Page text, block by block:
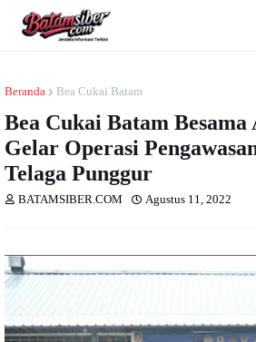
Beranda Bea Cukai Batam
Bea Cukai Batam
Gelar Operasi
Telaga Punggur
BATAMSIBER.COM Agustus 11, 2022